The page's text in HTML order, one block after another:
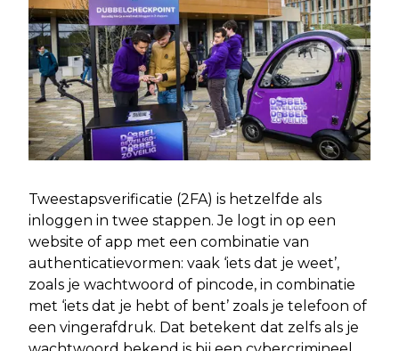
Tweestapsverificatie (2FA) is hetzelfde als
inloggen in twee stappen. Je logt in op een
website of app met een combinatie van
authenticatievormen: vaak ‘iets dat je weet’,
zoals je wachtwoord of pincode, in combinatie
met ‘iets dat je hebt of bent’ zoals je telefoon of
een vingerafdruk. Dat betekent dat zelfs als je